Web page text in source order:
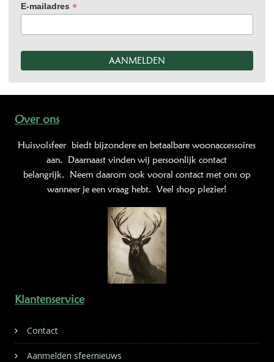
E-mailadres *
Over ons
Huisvolsfeer biedt bijzondere en betaalbare woonaccessoires
aan. Daarnaast vinden wij persoonlijk contact
belangrijk. Neem daarom ook vooral contact met ons op
wanneer je een vraag hebt. Veel shop plezier!
Klantenservice
Contact
Aanmelden sfeernieuws